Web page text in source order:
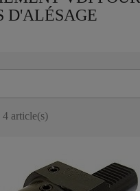
D'ALÉSAGE
article(s)